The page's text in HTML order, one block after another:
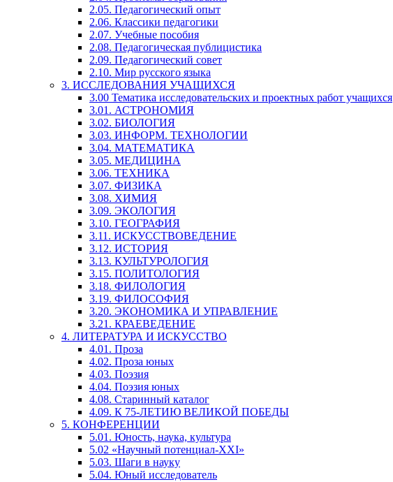
2.05. Педагогический опыт
2.06. Классики педагогики
2.07. Учебные пособия
2.08. Педагогическая публицистика
2.09. Педагогический совет
2.10. Мир русского языка
3. ИССЛЕДОВАНИЯ УЧАЩИХСЯ
3.00 Тематика исследовательских и проектных работ учащихся
3.01. АСТРОНОМИЯ
3.02. БИОЛОГИЯ
3.03. ИНФОРМ. ТЕХНОЛОГИИ
3.04. МАТЕМАТИКА
3.05. МЕДИЦИНА
3.06. ТЕХНИКА
3.07. ФИЗИКА
3.08. ХИМИЯ
3.09. ЭКОЛОГИЯ
3.10. ГЕОГРАФИЯ
3.11. ИСКУССТВОВЕДЕНИЕ
3.12. ИСТОРИЯ
3.13. КУЛЬТУРОЛОГИЯ
3.15. ПОЛИТОЛОГИЯ
3.18. ФИЛОЛОГИЯ
3.19. ФИЛОСОФИЯ
3.20. ЭКОНОМИКА И УПРАВЛЕНИЕ
3.21. КРАЕВЕДЕНИЕ
4. ЛИТЕРАТУРА И ИСКУССТВО
4.01. Проза
4.02. Проза юных
4.03. Поэзия
4.04. Поэзия юных
4.08. Старинный каталог
4.09. К 75-ЛЕТИЮ ВЕЛИКОЙ ПОБЕДЫ
5. КОНФЕРЕНЦИИ
5.01. Юность, наука, культура
5.02 «Научный потенциал-XXI»
5.03. Шаги в науку
5.04. Юный исследователь